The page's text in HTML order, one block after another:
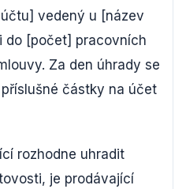
vedený u [název
do [počet] pracovních
Za den úhrady se
částky na účet
rozhodne uhradit
je prodávající